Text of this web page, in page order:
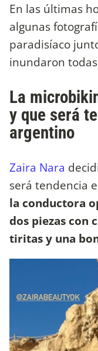
En las últimas
algunas
paradisíaco
inundaron
La
y que será
argentino
Zaira Nara
será tendencia
la conductora
dos piezas con
tiritas y una